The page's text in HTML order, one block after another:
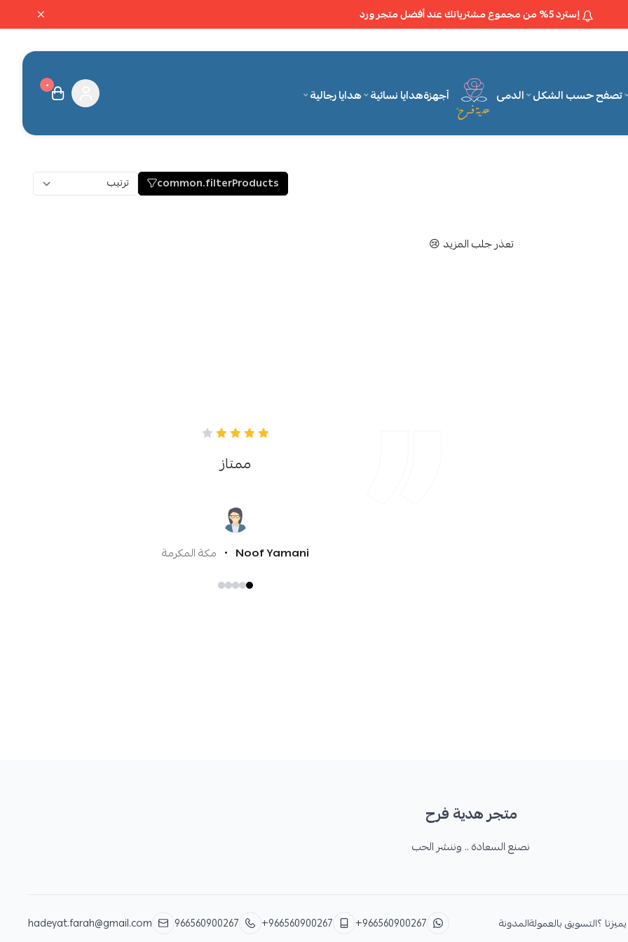
إسترد 5% من مجموع مشترياتك عند أفضل متجر ورد
تصفح حسب الشكل الدمى متجر هدية فرح
أجهزةهدايا نسائية هدايا رجالية
٠
common.filterProducts
تعذر جلب المزيد 😢
ممتاز
Noof Yamani مكة المكرمة
متجر هدية فرح
نصنع السعادة .. وننشر الحب
؟التسويق بالعمولةالمدونة +966560900267
+966560900267
966560900267
hadeyat.farah@gmail.com